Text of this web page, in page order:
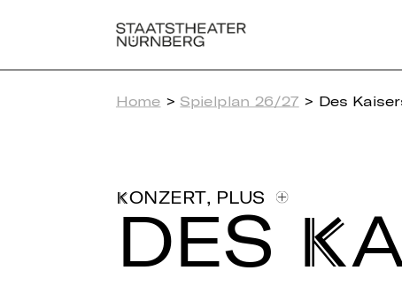
Home > Spielplan 26/27 > Des
KONZERT, PLUS
DES